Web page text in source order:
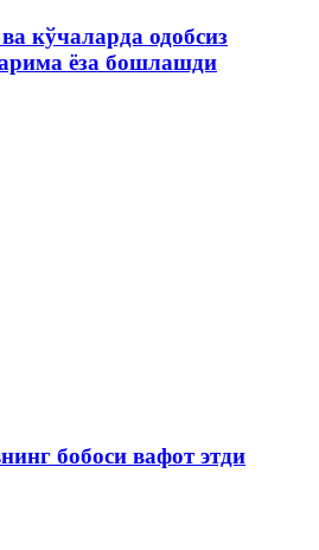
кўчаларда одобсиз
ёза бошлашди
бобоси вафот этди